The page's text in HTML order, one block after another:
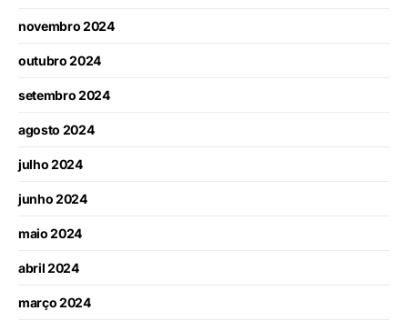
novembro 2024
outubro 2024
setembro 2024
agosto 2024
julho 2024
junho 2024
maio 2024
abril 2024
março 2024